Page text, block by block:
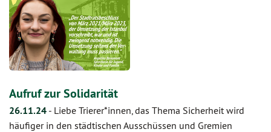
Aufruf zur Solidarität
26.11.24 - Liebe Trierer*innen, das Thema Sicherheit wird
häufiger in den städtischen Ausschüssen und Gremien